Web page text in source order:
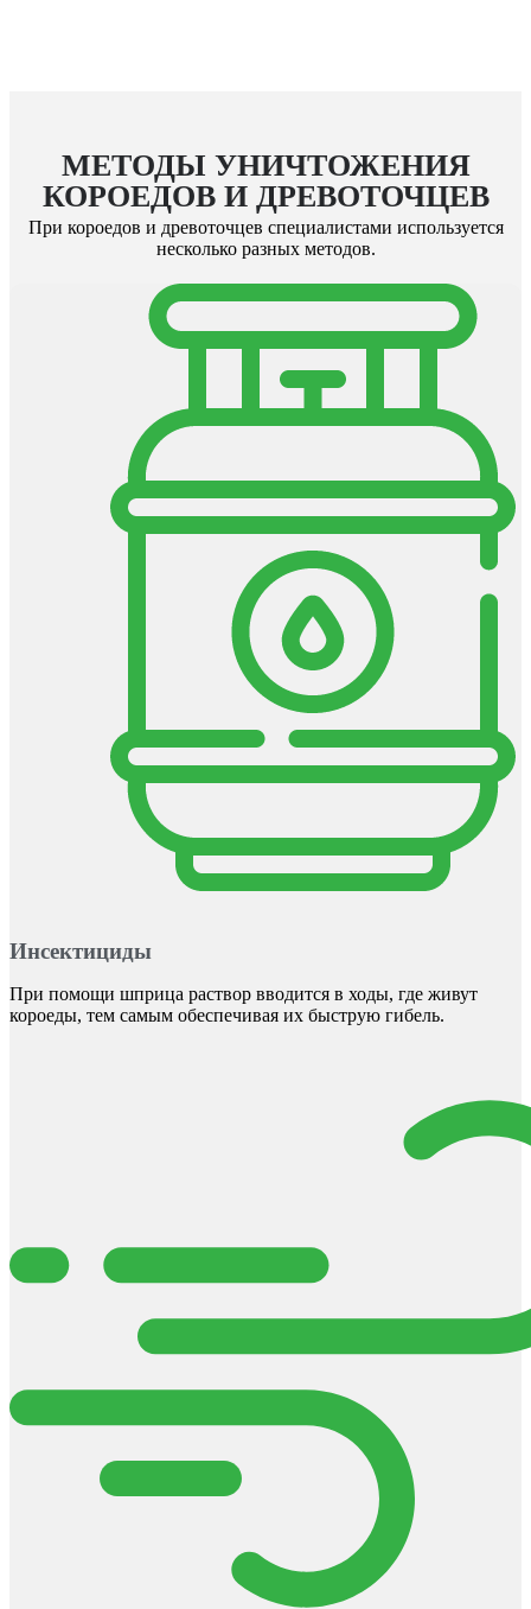
МЕТОДЫ УНИЧТОЖЕНИЯ
КОРОЕДОВ И ДРЕВОТОЧЦЕВ
При короедов и древоточцев специалистами используется
несколько разных методов.
Инсектициды
При помощи шприца раствор вводится в ходы, где живут
короеды, тем самым обеспечивая их быструю гибель.